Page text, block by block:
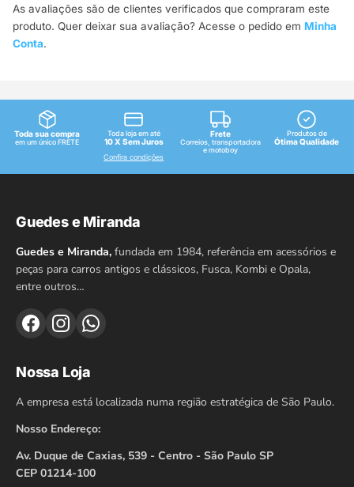
As avaliações são de clientes verificados que compraram este
produto. Quer deixar sua avaliação? Acesse o pedido em Minha
Conta.
Toda sua compra
em um único FRETE
Toda loja em até
10 X Sem Juros
Confira condições
Frete
Correios, transportadora
e motoboy
Produtos de
Ótima Qualidade
Guedes e Miranda
Guedes e Miranda, fundada em 1984, referência em acessórios e
peças para carros antigos e clássicos, Fusca, Kombi e Opala,
entre outros…
Nossa Loja
A empresa está localizada numa região estratégica de São Paulo.
Nosso Endereço:
Av. Duque de Caxias, 539 - Centro - São Paulo SP
CEP 01214-100